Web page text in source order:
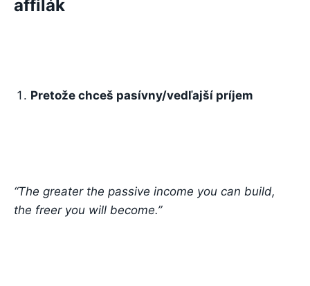
affilák
Pretože chceš pasívny/vedľajší príjem
“The greater the passive income you can build,
the freer you will become.”